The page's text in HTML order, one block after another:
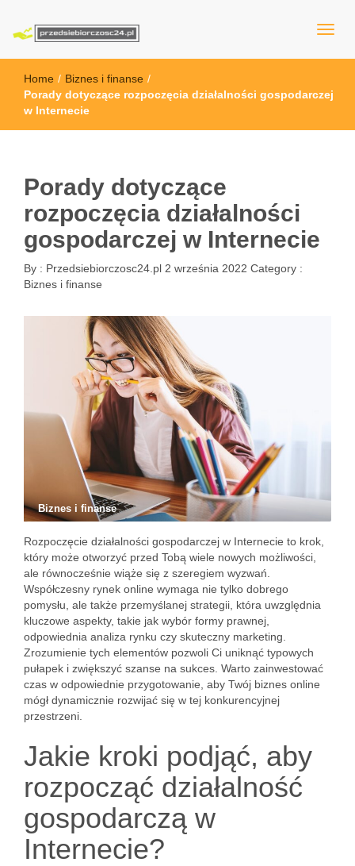
przedsiebiorczosc24.pl
Home / Biznes i finanse /
Porady dotyczące rozpoczęcia działalności gospodarczej
w Internecie
Porady dotyczące
rozpoczęcia działalności
gospodarczej w Internecie
By : Przedsiebiorczosc24.pl 2 września 2022 Category :
Biznes i finanse
Biznes i finanse
Rozpoczęcie działalności gospodarczej w Internecie to krok,
który może otworzyć przed Tobą wiele nowych możliwości,
ale równocześnie wiąże się z szeregiem wyzwań.
Współczesny rynek online wymaga nie tylko dobrego
pomysłu, ale także przemyślanej strategii, która uwzględnia
kluczowe aspekty, takie jak wybór formy prawnej,
odpowiednia analiza rynku czy skuteczny marketing.
Zrozumienie tych elementów pozwoli Ci uniknąć typowych
pułapek i zwiększyć szanse na sukces. Warto zainwestować
czas w odpowiednie przygotowanie, aby Twój biznes online
mógł dynamicznie rozwijać się w tej konkurencyjnej
przestrzeni.
Jakie kroki podjąć, aby
rozpocząć działalność
gospodarczą w
Internecie?